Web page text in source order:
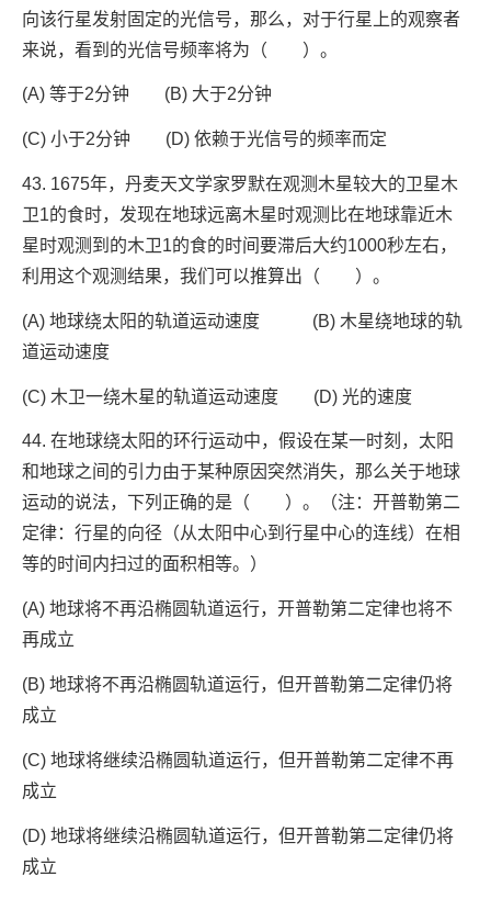
向该行星发射固定的光信号，那么，对于行星上的观察者
来说，看到的光信号频率将为（ ）。
(A) 等于2分钟 (B) 大于2分钟
(C) 小于2分钟 (D) 依赖于光信号的频率而定
43. 1675年，丹麦天文学家罗默在观测木星较大的卫星木
卫1的食时，发现在地球远离木星时观测比在地球靠近木
星时观测到的木卫1的食的时间要滞后大约1000秒左右，
利用这个观测结果，我们可以推算出（ ）。
(A) 地球绕太阳的轨道运动速度 (B) 木星绕地球的轨
道运动速度
(C) 木卫一绕木星的轨道运动速度 (D) 光的速度
44. 在地球绕太阳的环行运动中，假设在某一时刻，太阳
和地球之间的引力由于某种原因突然消失，那么关于地球
运动的说法，下列正确的是（ ）。（注：开普勒第二
定律：行星的向径（从太阳中心到行星中心的连线）在相
等的时间内扫过的面积相等。）
(A) 地球将不再沿椭圆轨道运行，开普勒第二定律也将不
再成立
(B) 地球将不再沿椭圆轨道运行，但开普勒第二定律仍将
成立
(C) 地球将继续沿椭圆轨道运行，但开普勒第二定律不再
成立
(D) 地球将继续沿椭圆轨道运行，但开普勒第二定律仍将
成立